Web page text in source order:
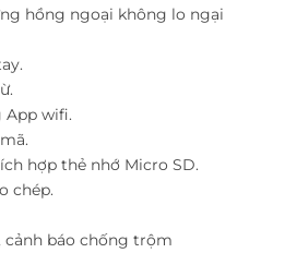
hồng ngoại không lo ngại
App wifi.
hợp thẻ nhớ Micro SD.
chép.
cảnh báo chống trộm